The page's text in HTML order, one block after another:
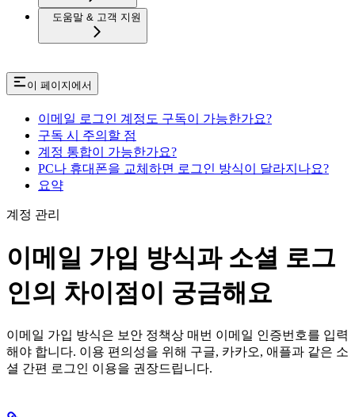
도움말 & 고객 지원
이 페이지에서
이메일 로그인 계정도 구독이 가능한가요?
구독 시 주의할 점
계정 통합이 가능한가요?
PC나 휴대폰을 교체하면 로그인 방식이 달라지나요?
요약
계정 관리
이메일 가입 방식과 소셜 로그
인의 차이점이 궁금해요
이메일 가입 방식은 보안 정책상 매번 이메일 인증번호를 입력
해야 합니다. 이용 편의성을 위해 구글, 카카오, 애플과 같은 소
셜 간편 로그인 이용을 권장드립니다.